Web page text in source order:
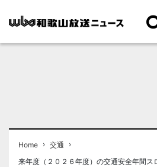
Home › 交通
›
来年度（２０２６年度）の交通安全年間ス